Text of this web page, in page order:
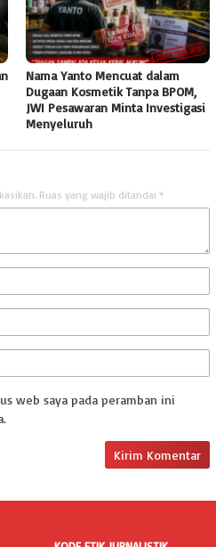
Nama Yanto Mencuat dalam
Dugaan Kosmetik Tanpa BPOM,
JWI Pesawaran Minta Investigasi
Menyeluruh
Ruas yang wajib ditandai *
web saya pada peramban ini